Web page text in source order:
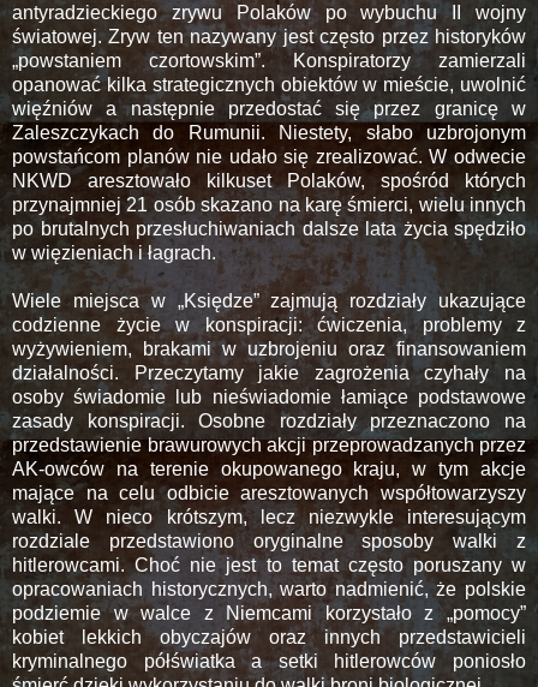
antyradzieckiego zrywu Polaków po wybuchu II wojny
światowej. Zryw ten nazywany jest często przez historyków
„powstaniem czortowskim”. Konspiratorzy zamierzali
opanować kilka strategicznych obiektów w mieście, uwolnić
więźniów a następnie przedostać się przez granicę w
Zaleszczykach do Rumunii. Niestety, słabo uzbrojonym
powstańcom planów nie udało się zrealizować. W odwecie
NKWD aresztowało kilkuset Polaków, spośród których
przynajmniej 21 osób skazano na karę śmierci, wielu innych
po brutalnych przesłuchiwaniach dalsze lata życia spędziło
w więzieniach i łagrach.
Wiele miejsca w „Księdze” zajmują rozdziały ukazujące
codzienne życie w konspiracji: ćwiczenia, problemy z
wyżywieniem, brakami w uzbrojeniu oraz finansowaniem
działalności. Przeczytamy jakie zagrożenia czyhały na
osoby świadomie lub nieświadomie łamiące podstawowe
zasady konspiracji. Osobne rozdziały przeznaczono na
przedstawienie brawurowych akcji przeprowadzanych przez
AK-owców na terenie okupowanego kraju, w tym akcje
mające na celu odbicie aresztowanych współtowarzyszy
walki. W nieco krótszym, lecz niezwykle interesującym
rozdziale przedstawiono oryginalne sposoby walki z
hitlerowcami. Choć nie jest to temat często poruszany w
opracowaniach historycznych, warto nadmienić, że polskie
podziemie w walce z Niemcami korzystało z „pomocy”
kobiet lekkich obyczajów oraz innych przedstawicieli
kryminalnego półświatka a setki hitlerowców poniosło